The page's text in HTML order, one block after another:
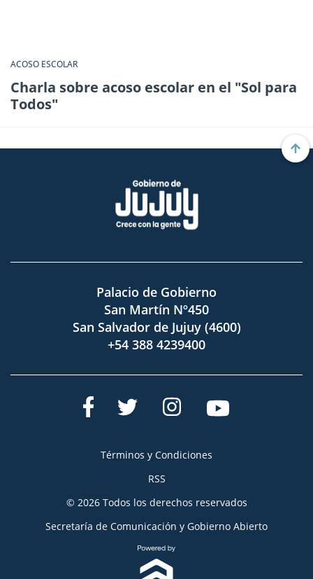
ACOSO ESCOLAR
Charla sobre acoso escolar en el "Sol para
Todos"
Palacio de Gobierno
San Martín Nº450
San Salvador de Jujuy (4600)
+54 388 4239400
Términos y Condiciones
RSS
© 2026 Todos los derechos reservados
Secretaría de Comunicación y Gobierno Abierto